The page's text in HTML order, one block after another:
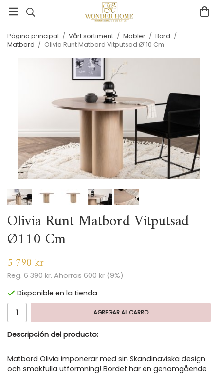
Página principal / Vårt sortiment / Möbler / Bord /
Matbord / Olivia Runt Matbord Vitputsad Ø110 Cm
Olivia Runt Matbord Vitputsad
Ø110 Cm
5 790 kr
Reg. 6 390 kr. Ahorras 600 kr (9%)
Disponible en la tienda
AGREGAR AL CARRO
Descripción del producto:
Matbord Olivia imponerar med sin Skandinaviska design
och smakfulla utformning! Bordet har en genomgående